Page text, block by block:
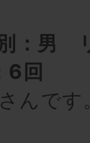
：男
6回
んで